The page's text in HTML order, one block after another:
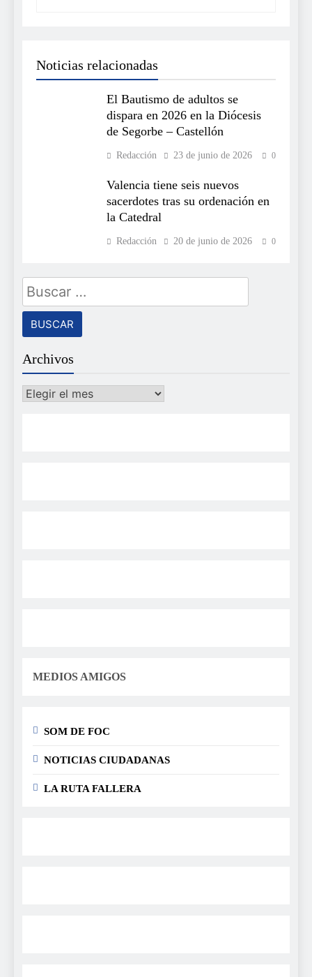
Noticias relacionadas
El Bautismo de adultos se
dispara en 2026 en la Diócesis
de Segorbe – Castellón
Redacción 23 de junio de 2026 0
Valencia tiene seis nuevos
sacerdotes tras su ordenación en
la Catedral
Redacción 20 de junio de 2026 0
Buscar:
Archivos
Archivos
MEDIOS AMIGOS
SOM DE FOC
NOTICIAS CIUDADANAS
LA RUTA FALLERA